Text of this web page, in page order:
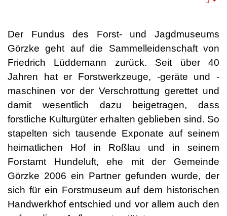
Der Fundus des Forst- und Jagdmuseums
Görzke geht auf die Sammelleidenschaft von
Friedrich Lüddemann zurück. Seit über 40
Jahren hat er Forstwerkzeuge, -geräte und -
maschinen vor der Verschrottung gerettet und
damit wesentlich dazu beigetragen, dass
forstliche Kulturgüter erhalten geblieben sind. So
stapelten sich tausende Exponate auf seinem
heimatlichen Hof in Roßlau und in seinem
Forstamt Hundeluft, ehe mit der Gemeinde
Görzke 2006 ein Partner gefunden wurde, der
sich für ein Forstmuseum auf dem historischen
Handwerkhof entschied und vor allem auch den